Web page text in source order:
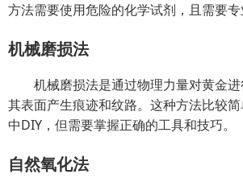
方法需要使用危险的化学试剂，且需要专
机械磨损法
机械磨损法是通过物理力量对黄金
其表面产生痕迹和纹路。这种方法比较
中DIY，但需要掌握正确的工具和技巧。
自然氧化法